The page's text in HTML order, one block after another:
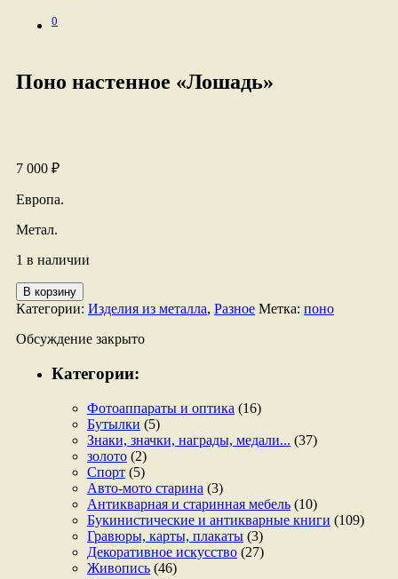
0
Поно настенное «Лошадь»
7 000 ₽
Европа.
Метал.
1 в наличии
Количество
товара
настенное
В корзину
Категории: Изделия из металла, Разное Метка: поно
Обсуждение закрыто
Категории:
Фотоаппараты и оптика (16)
Бутылки (5)
Знаки, значки, награды, медали... (37)
золото (2)
Спорт (5)
Авто-мото старина (3)
Антикварная и старинная мебель (10)
Букинистические и антикварные книги (109)
Гравюры, карты, плакаты (3)
Декоративное искусство (27)
Живопись (46)